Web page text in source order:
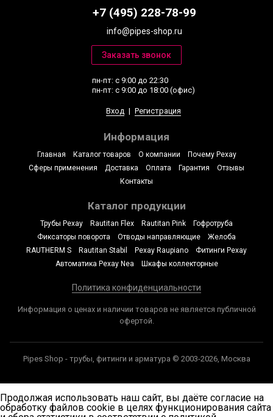
+7 (495) 228-78-99
info@pipes-shop.ru
пн-пт: с 9:00 до 22:30
пн-пт: с 9:00 до 18:00 (офис)
Вход | Регистрация
Информация
Главная Каталог товаров О компании
Почему Рехау
Сферы применения
Доставка Оплата Гарантия
Отзывы
Контакты
Каталог продукции
Трубы Рехау Rautitan Flex Rautitan Pink
Гофротруба
Фиксаторы поворота
Отводы направляющие
Желоба
RAUTHERM S
Rautitan Stabil Рехау Raupiano
Фитинги Рехау
Автоматика Рехау Nea
Шкафы коллекторные
Политика конфиденциальности
Информация о ценах и наличии товаров не является публичной
офертой.
Pipes Shop - трубы, фитинги и арматура © 2003-2026, Москва
Продолжая использовать наш сайт, вы даёте согласие на
обработку файлов cookie в целях функционирования сайта